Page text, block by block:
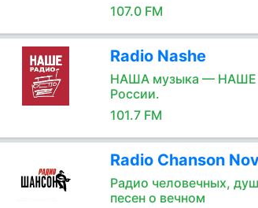
107.0 FM
Radio Nashe
НАША музыка — НАШЕ
России.
101.7 FM
Radio Chanson
Радио человечных,
песен о вечном